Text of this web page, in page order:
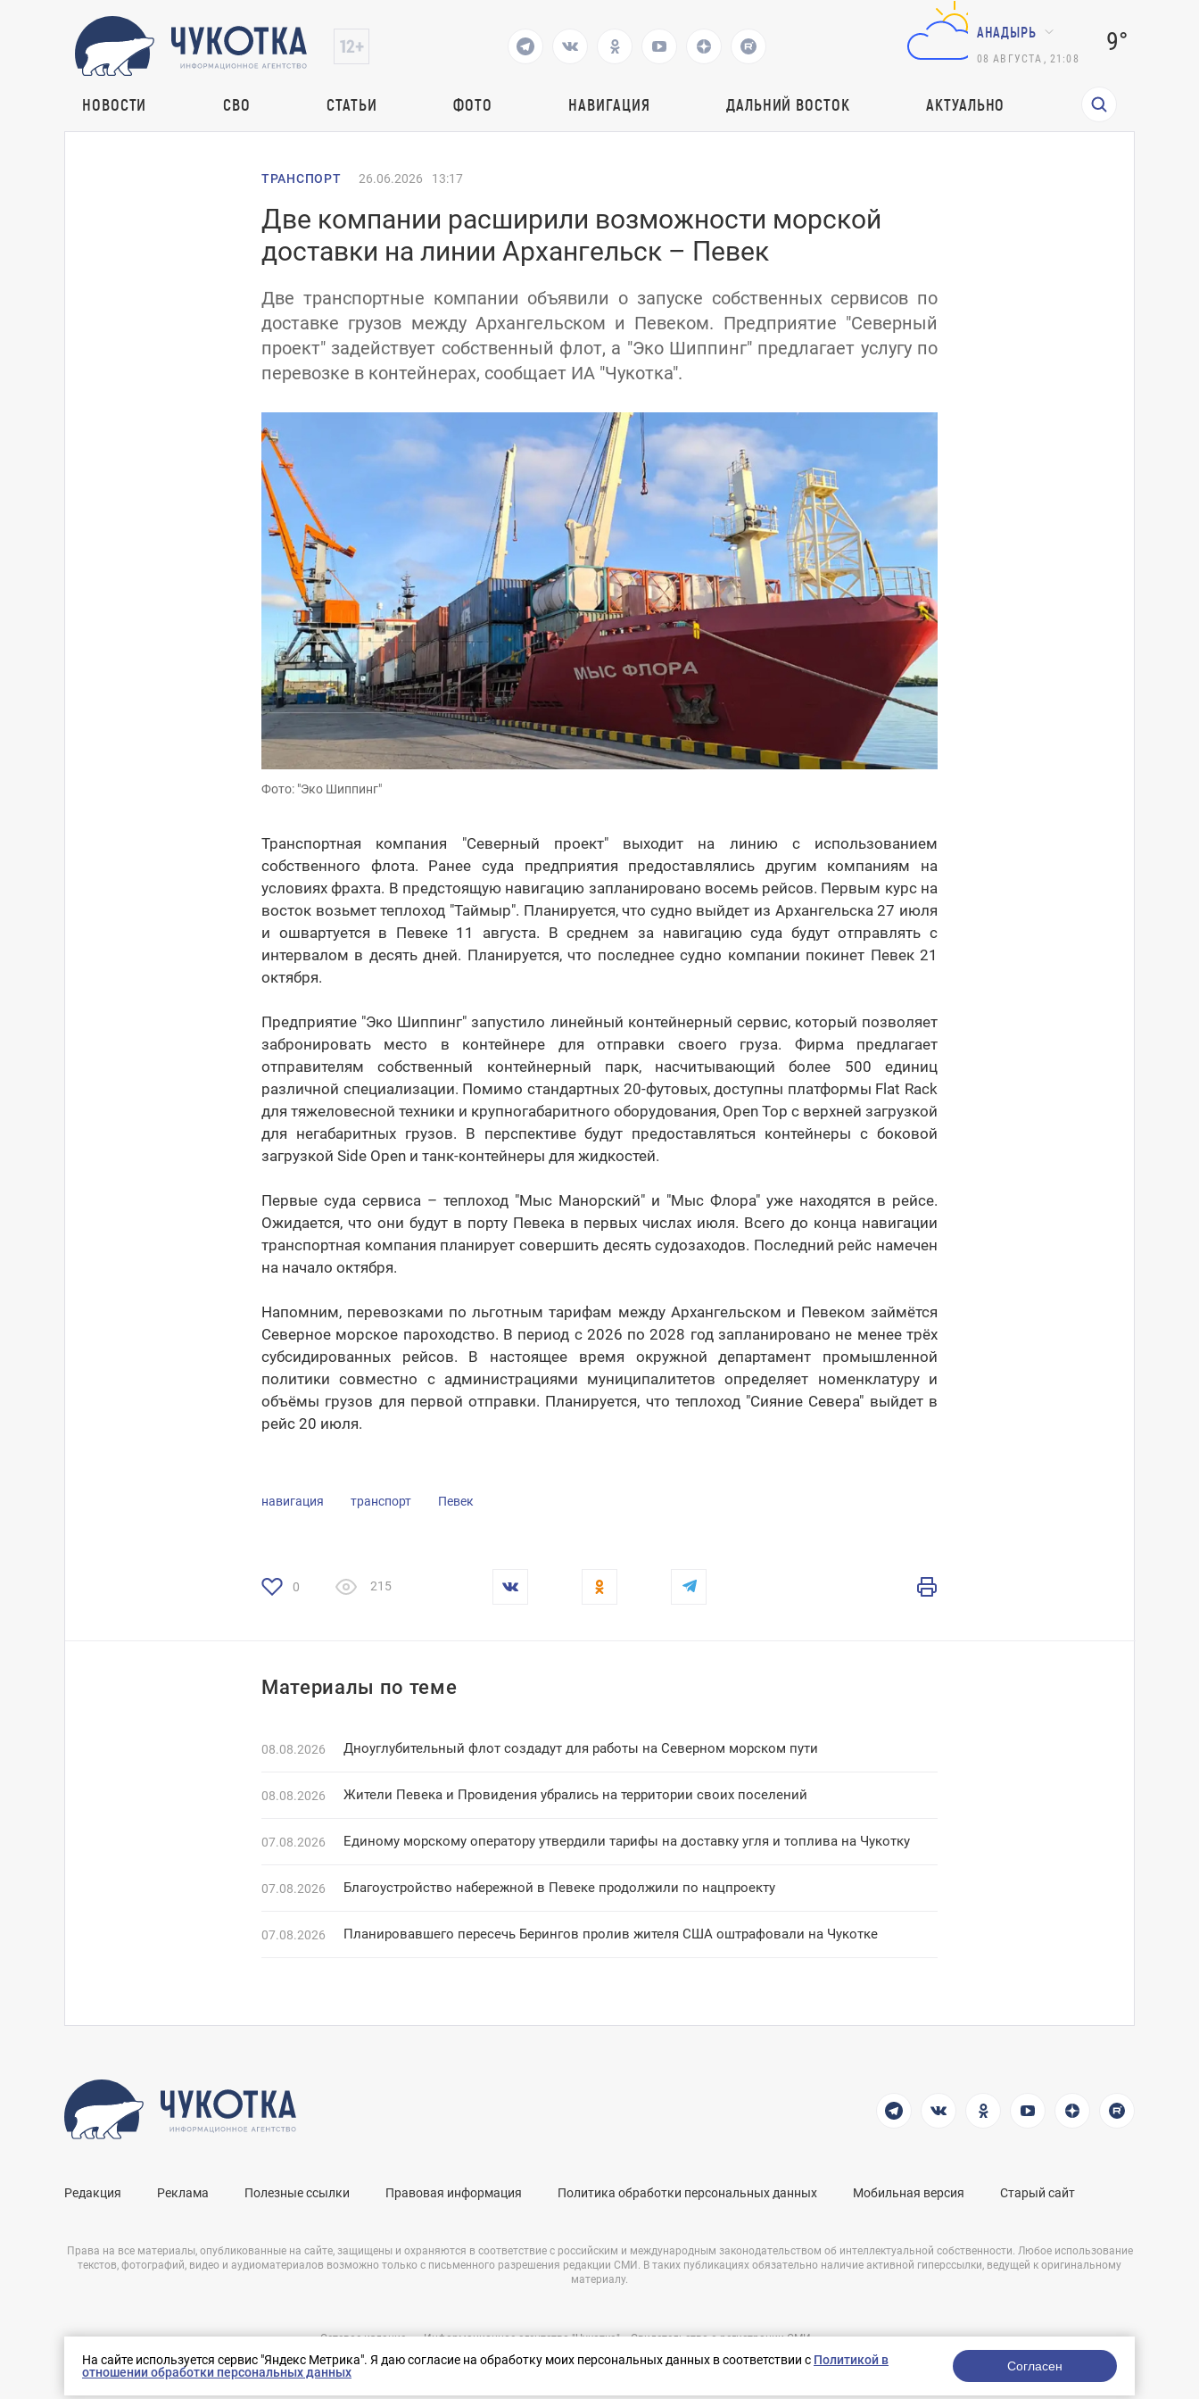
АНАДЫРЬ
08 АВГУСТА 21:08
9°
НОВОСТИ СВО СТАТЬИ ФОТО НАВИГАЦИЯ ДАЛЬНИЙ ВОСТОК АКТУАЛЬНО
На сайте используется сервис "Яндекс Метрика". Я даю согласие на обработку моих персональных данных в соответствии с Политикой в
отношении обработки персональных данных
Согласен
ТРАНСПОРТ 26.06.2026 13:17
Две компании расширили возможности морской
доставки на линии Архангельск – Певек
Две транспортные компании объявили о запуске собственных сервисов по
доставке грузов между Архангельском и Певеком. Предприятие "Северный
проект" задействует собственный флот, а "Эко Шиппинг" предлагает услугу по
перевозке в контейнерах, сообщает ИА "Чукотка".
Фото: "Эко Шиппинг"
Транспортная компания "Северный проект" выходит на линию с использованием
собственного флота. Ранее суда предприятия предоставлялись другим компаниям на
условиях фрахта. В предстоящую навигацию запланировано восемь рейсов. Первым курс на
восток возьмет теплоход "Таймыр". Планируется, что судно выйдет из Архангельска 27 июля
и ошвартуется в Певеке 11 августа. В среднем за навигацию суда будут отправлять с
интервалом в десять дней. Планируется, что последнее судно компании покинет Певек 21
октября.
Предприятие "Эко Шиппинг" запустило линейный контейнерный сервис, который позволяет
забронировать место в контейнере для отправки своего груза. Фирма предлагает
отправителям собственный контейнерный парк, насчитывающий более 500 единиц
различной специализации. Помимо стандартных 20-футовых, доступны платформы Flat Rack
для тяжеловесной техники и крупногабаритного оборудования, Open Top с верхней загрузкой
для негабаритных грузов. В перспективе будут предоставляться контейнеры с боковой
загрузкой Side Open и танк-контейнеры для жидкостей.
Первые суда сервиса – теплоход "Мыс Манорский" и "Мыс Флора" уже находятся в рейсе.
Ожидается, что они будут в порту Певека в первых числах июля. Всего до конца навигации
транспортная компания планирует совершить десять судозаходов. Последний рейс намечен
на начало октября.
Напомним, перевозками по льготным тарифам между Архангельском и Певеком займётся
Северное морское пароходство. В период с 2026 по 2028 год запланировано не менее трёх
субсидированных рейсов. В настоящее время окружной департамент промышленной
политики совместно с администрациями муниципалитетов определяет номенклатуру и
объёмы грузов для первой отправки. Планируется, что теплоход "Сияние Севера" выйдет в
рейс 20 июля.
навигация транспорт Певек
0 215
Материалы по теме
08.08.2026 Дноуглубительный флот создадут для работы на Северном морском пути
08.08.2026 Жители Певека и Провидения убрались на территории своих поселений
07.08.2026 Единому морскому оператору утвердили тарифы на доставку угля и топлива на Чукотку
07.08.2026 Благоустройство набережной в Певеке продолжили по нацпроекту
07.08.2026 Планировавшего пересечь Берингов пролив жителя США оштрафовали на Чукотке
Редакция Реклама Полезные ссылки Правовая информация Политика обработки персональных данных Мобильная версия Старый сайт
Права на все материалы, опубликованные на сайте, защищены и охраняются в соответствие с российским и международным законодательством об интеллектуальной собственности. Любое использование
текстов, фотографий, видео и аудиоматериалов возможно только с письменного разрешения редакции СМИ. В таких публикациях обязательно наличие активной гиперссылки, ведущей к оригинальному
материалу.
Выделите ее и нажмите Ctrl+Enter
Сетевое издание – «Информационное агентство "Чукотка"». Свидетельство о регистрации СМИ
ЭЛ № ФС 77 – 69723 от 05.05.2017 г. Выдано Федеральной службой по надзору в сфере связи,
информационных технологий и массовых коммуникаций.
nologostudio.ru.